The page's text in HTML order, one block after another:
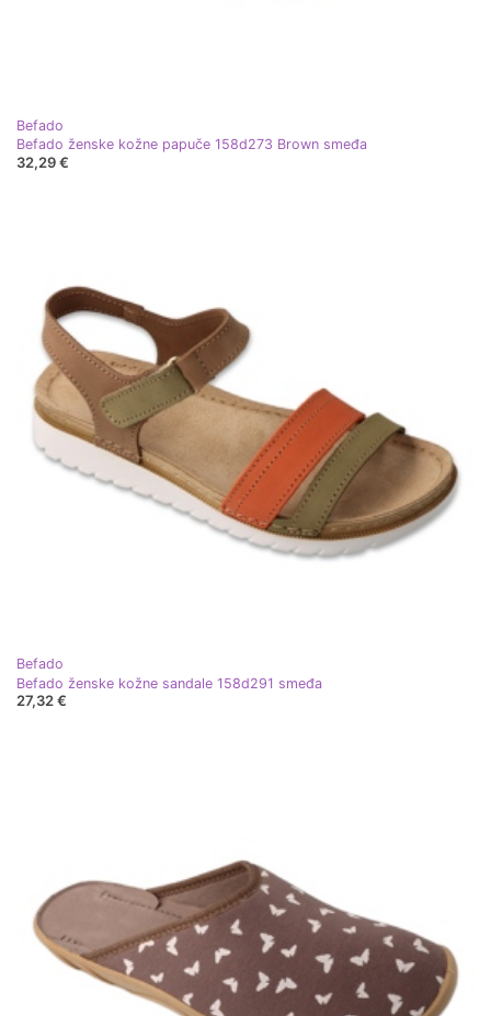
Befado
Befado ženske kožne papuče 158d273 Brown smeđa
32,29 €
Befado
Befado ženske kožne sandale 158d291 smeđa
27,32 €